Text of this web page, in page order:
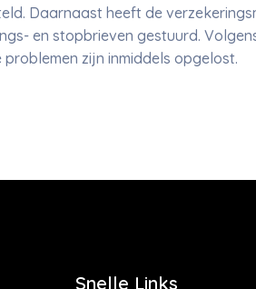
Daarnaast heeft de
en stopbrieven gestuurd.
zijn inmiddels opgelost.
Snelle Links